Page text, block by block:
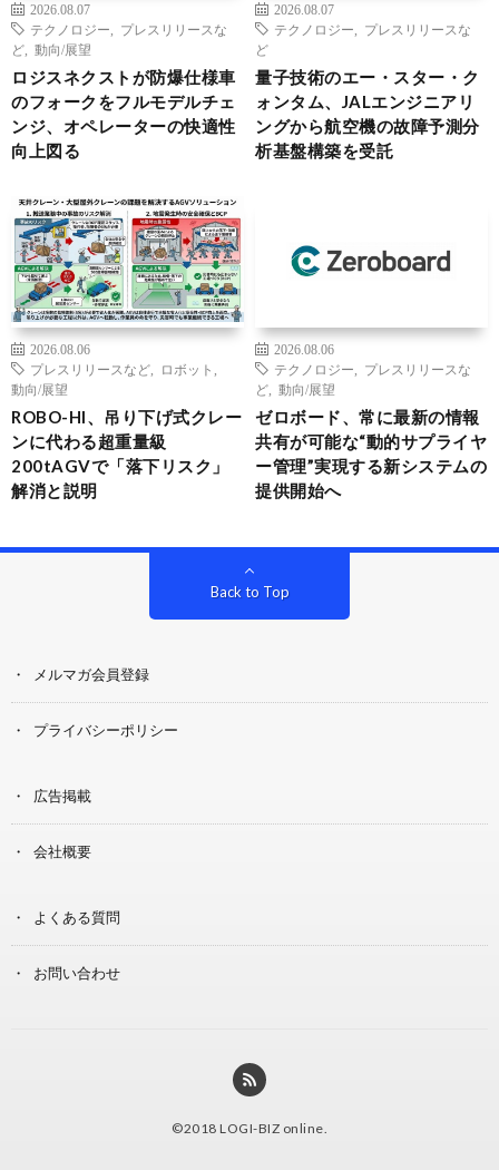
2026.08.07
テクノロジー
プレスリリースな
ど
動向/展望
ロジスネクストが防爆仕様車
のフォークをフルモデルチェ
ンジ、オペレーターの快適性
向上図る
2026.08.07
テクノロジー
プレスリリースな
ど
量子技術のエー・スター・ク
ォンタム、JALエンジニアリ
ングから航空機の故障予測分
析基盤構築を受託
2026.08.06
プレスリリースなど
ロボット
動向/展望
ROBO-HI、吊り下げ式クレー
ンに代わる超重量級
200tAGVで「落下リスク」
解消と説明
2026.08.06
テクノロジー
プレスリリースな
ど
動向/展望
ゼロボード、常に最新の情報
共有が可能な“動的サプライヤ
ー管理”実現する新システムの
提供開始へ
Back to Top
メルマガ会員登録
プライバシーポリシー
広告掲載
会社概要
よくある質問
お問い合わせ
©2018 LOGI-BIZ online